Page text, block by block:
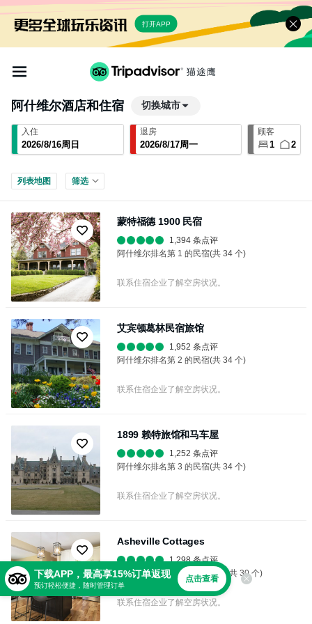
打开APP
阿什维尔酒店和住宿 切换城市
入住
2026/8/16周日
退房
2026/8/17周一
顾客
1 2
列表地图 筛选
蒙特福德 1900 民宿
联系住宿企业了解空房状况。
1,394 条点评
阿什维尔排名第 1 的民宿(共 34 个)
艾宾顿葛林民宿旅馆
联系住宿企业了解空房状况。
1,952 条点评
阿什维尔排名第 2 的民宿(共 34 个)
1899 赖特旅馆和马车屋
联系住宿企业了解空房状况。
1,252 条点评
阿什维尔排名第 3 的民宿(共 34 个)
Asheville Cottages
联系住宿企业了解空房状况。
1,298 条点评
阿什维尔排名第 1 的特色住宿(共 30 个)
下载APP，最高享15%订单返现
预订轻松便捷，随时管理订单
点击查看